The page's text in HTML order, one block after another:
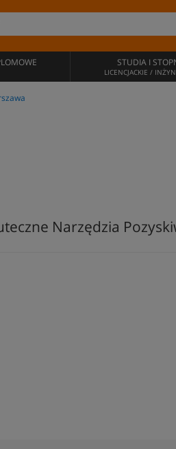
STUDIA I
LICENCJACKIE /
Narzędzia